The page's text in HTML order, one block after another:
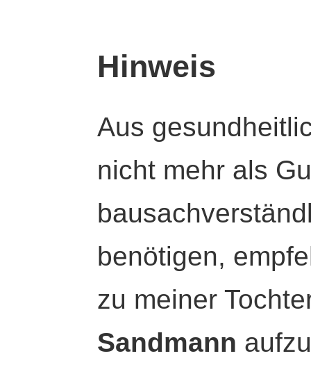
Hinweis
Aus
nicht mehr als
benötigen,
zu meiner
Sandmann